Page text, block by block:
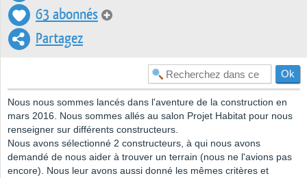
63 abonnés
Partagez
Nous nous sommes lancés dans l'aventure de la construction en
mars 2016. Nous sommes allés au salon Projet Habitat pour nous
renseigner sur différents constructeurs.
Nous avons sélectionné 2 constructeurs, à qui nous avons
demandé de nous aider à trouver un terrain (nous ne l'avions pas
encore). Nous leur avons aussi donné les mêmes critères et